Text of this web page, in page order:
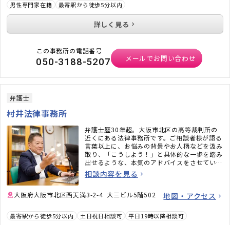
男性専門家在籍 最寄駅から徒歩5分以内
詳しく見る
この事務所の電話番号
050-3188-5207 メールでお問い合わせ
弁護士
村井法律事務所
弁護士歴30年超。大阪市北区の高等裁判所の
近くにある法律事務所です。ご相談者様が語る
言葉以上に、お悩みの背景やお人柄などを汲み
取り、「こうしよう！」と具体的な一歩を踏み
出せるような、本気のアドバイスをさせていた
だきます。一人で悩んでいるだけでは問題は解
決できません。オンライン面談も可能ですの
相談内容を見る
大阪府大阪市北区西天満3-2-4 大三ビル5階502 地図・アクセス
最寄駅から徒歩5分以内 土日祝日相談可 平日19時以降相談可